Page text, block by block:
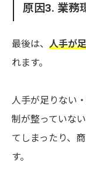
原因3. 業務
最後は、 人手が
れます。
人手が足りない
制が整っていな
てしまったり、
す。